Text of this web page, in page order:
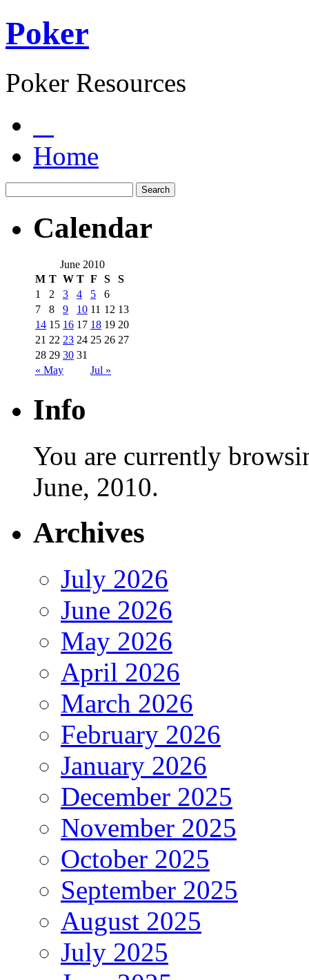
Poker
Poker Resources
Home
Calendar
June 2010
M T W T F S S
« May Jul »
1 2 3 4 5
6
7
8 9 10 11 12 13
14 15 16 17 18 19 20
21 22 23 24 25 26 27
28 29 30 31
Info
You are currently
June, 2010.
Archives
July 2026
June 2026
May 2026
April 2026
March 2026
February 2026
January 2026
December 2025
November 2025
October 2025
September 2025
August 2025
July 2025